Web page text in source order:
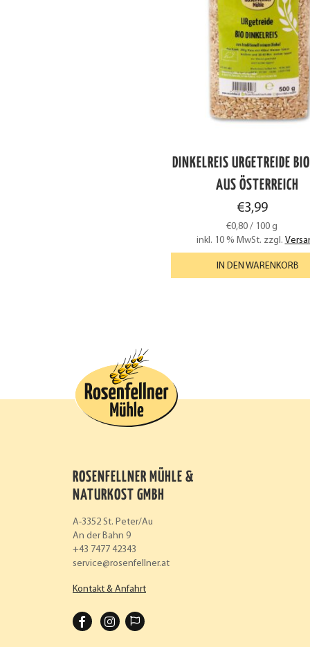
DINKELREIS URGETREIDE
AUS ÖSTERREICH
€3,99
€0,80 / 100 g
inkl. 10 % MwSt. zzgl.
IN DEN WARENKORB
ROSENFELLNER MÜHLE &
NATURKOST GMBH
A-3352 St. Peter/Au
An der Bahn 9
+43 7477 42343
service
rosenfellner.at
Kontakt & Anfahrt
F I